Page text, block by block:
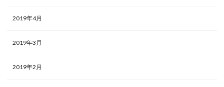
2019年4月
2019年3月
2019年2月